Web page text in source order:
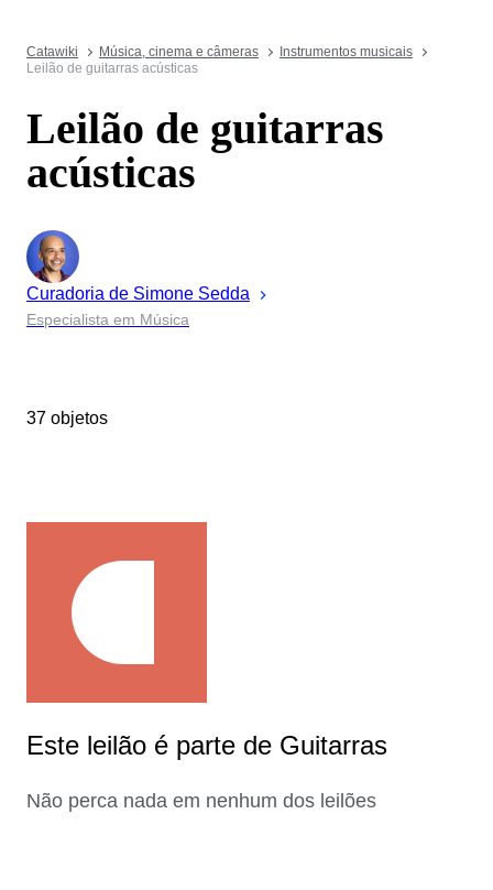
Catawiki Música, cinema e câmeras
Instrumentos musicais
Leilão de guitarras acústicas
Leilão de guitarras
acústicas
Curadoria de Simone Sedda
Especialista em Música
37 objetos
Este leilão é parte de Guitarras
Não perca nada em nenhum dos leilões